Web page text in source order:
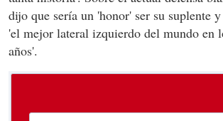
dijo que sería un 'honor' ser su suplente
'el mejor lateral izquierdo del mundo en
años'.